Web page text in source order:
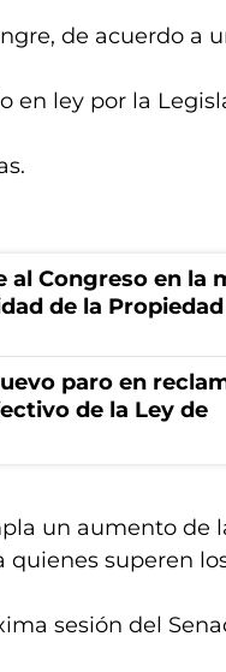
de acuerdo a
en ley por la
al Congreso en la
de la
paro en
de la Ley de
un aumento de
superen
sesión del